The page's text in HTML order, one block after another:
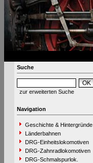
Suche
zur erweiterten Suche
Navigation
Geschichte & Hintergründe
Länderbahnen
DRG-Einheitslokomotiven
DRG-Zahnradlokomotiven
DRG-Schmalspurlok.